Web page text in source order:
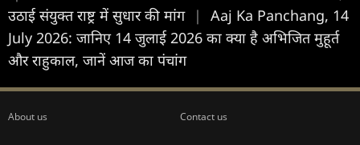
उठाई संयुक्त राष्ट्र में सुधार की मांग |
Aaj Ka Panchang, 14
July 2026: जानिए 14 जुलाई 2026 का क्या है अभिजित मुहूर्त
और राहुकाल, जानें आज का पंचांग
About us Contact us